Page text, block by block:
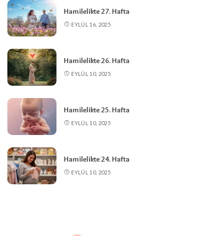
Hamilelikte 27. Hafta
EYLÜL 16, 2025
Hamilelikte 26. Hafta
EYLÜL 10, 2025
Hamilelikte 25. Hafta
EYLÜL 10, 2025
Hamilelikte 24. Hafta
EYLÜL 10, 2025